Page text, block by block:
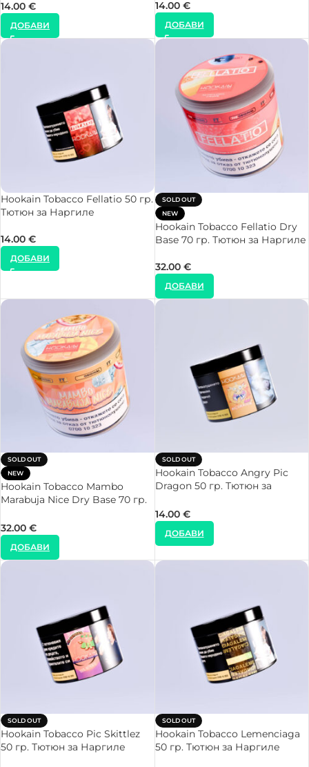
14.00 €
ДОБАВИ
14.00 €
ДОБАВИ
Hookain Tobacco Fellatio 50 гр.
Тютюн за Наргиле
14.00 €
ДОБАВИ
SOLD OUT
NEW
Hookain Tobacco Fellatio Dry
Base 70 гр. Тютюн за Наргиле
32.00 €
ДОБАВИ
SOLD OUT
NEW
Hookain Tobacco Mambo
Marabuja Nice Dry Base 70 гр.
32.00 €
ДОБАВИ
SOLD OUT
Hookain Tobacco Angry Pic
Dragon 50 гр. Тютюн за
14.00 €
ДОБАВИ
SOLD OUT
Hookain Tobacco Pic Skittlez
50 гр. Тютюн за Наргиле
SOLD OUT
Hookain Tobacco Lemenciaga
50 гр. Тютюн за Наргиле